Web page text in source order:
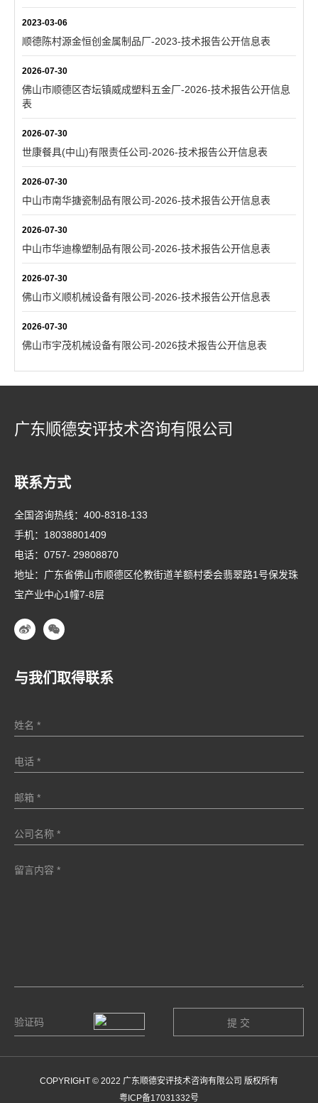
2023-03-06
顺德陈村源金恒创金属制品厂-2023-技术报告公开信息表
2026-07-30
佛山市顺德区杏坛镇威成塑料五金厂-2026-技术报告公开信息
表
2026-07-30
世康餐具(中山)有限责任公司-2026-技术报告公开信息表
2026-07-30
中山市南华搪瓷制品有限公司-2026-技术报告公开信息表
2026-07-30
中山市华迪橡塑制品有限公司-2026-技术报告公开信息表
2026-07-30
佛山市义顺机械设备有限公司-2026-技术报告公开信息表
2026-07-30
佛山市宇茂机械设备有限公司-2026技术报告公开信息表
广东顺德安评技术咨询有限公司
联系方式
全国咨询热线： 400-8318-133
手机： 18038801409
电话： 0757- 29808870
地址：广东省佛山市顺德区伦教街道羊额村委会翡翠路1号保发珠
宝产业中心1幢7-8层
与我们取得联系
COPYRIGHT © 2022 广东顺德安评技术咨询有限公司 版权所有
粤ICP备17031332号